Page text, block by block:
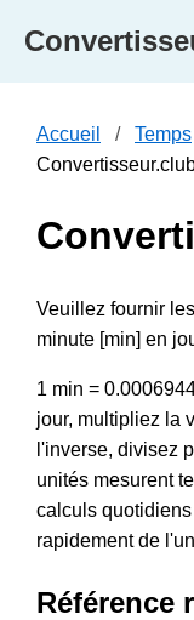
Accueil Temps
Veuillez fournir
minute [min] en
1 min =
jour, multipliez la
l'inverse, divisez
unités mesurent
calculs
rapidement de
Référence